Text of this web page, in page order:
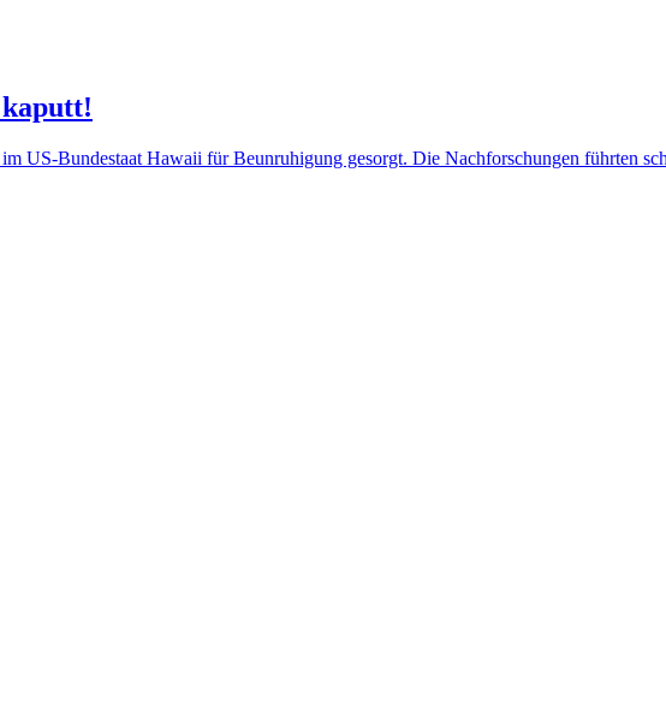
US-Bundestaat Hawaii für Beunruhigung gesorgt. Die Nachforschungen führten